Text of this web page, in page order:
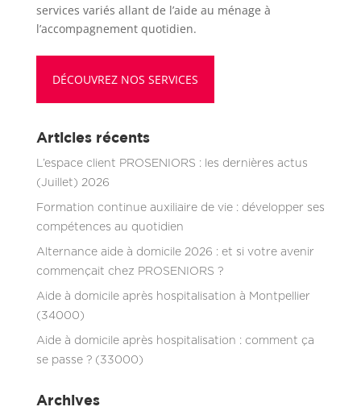
services variés allant de l’aide au ménage à
l’accompagnement quotidien.
DÉCOUVREZ NOS SERVICES
Articles récents
L’espace client PROSENIORS : les dernières actus
(Juillet) 2026
Formation continue auxiliaire de vie : développer ses
compétences au quotidien
Alternance aide à domicile 2026 : et si votre avenir
commençait chez PROSENIORS ?
Aide à domicile après hospitalisation à Montpellier
(34000)
Aide à domicile après hospitalisation : comment ça
se passe ? (33000)
Archives